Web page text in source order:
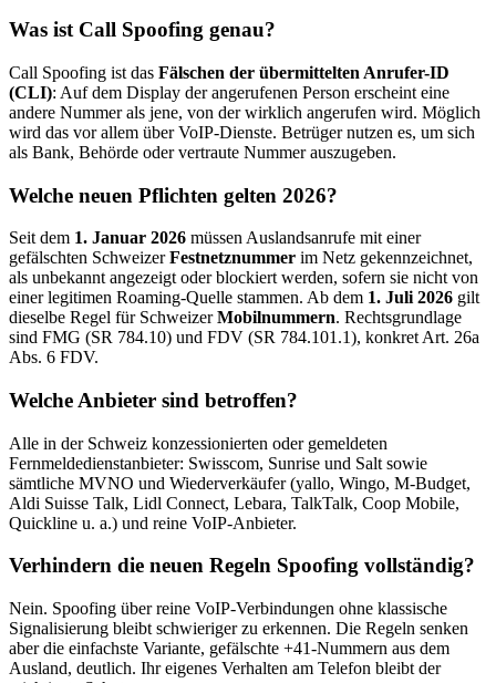
Was ist Call Spoofing genau?
Call Spoofing ist das Fälschen der übermittelten Anrufer-ID
(CLI): Auf dem Display der angerufenen Person erscheint eine
andere Nummer als jene, von der wirklich angerufen wird. Möglich
wird das vor allem über VoIP-Dienste. Betrüger nutzen es, um sich
als Bank, Behörde oder vertraute Nummer auszugeben.
Welche neuen Pflichten gelten 2026?
Seit dem 1. Januar 2026 müssen Auslandsanrufe mit einer
gefälschten SchweizerFestnetznummer im Netz gekennzeichnet,
als unbekannt angezeigt oder blockiert werden, sofern sie nicht von
einer legitimen Roaming-Quelle stammen. Ab dem 1. Juli 2026 gilt
dieselbe Regel für SchweizerMobilnummern. Rechtsgrundlage
sind FMG (SR 784.10) und FDV (SR 784.101.1), konkret Art. 26a
Abs. 6 FDV.
Welche Anbieter sind betroffen?
Alle in der Schweiz konzessionierten oder gemeldeten
Fernmeldedienstanbieter: Swisscom, Sunrise und Salt sowie
sämtliche MVNO und Wiederverkäufer (yallo, Wingo, M-Budget,
Aldi Suisse Talk, Lidl Connect, Lebara, TalkTalk, Coop Mobile,
Quickline u. a.) und reine VoIP-Anbieter.
Verhindern die neuen Regeln Spoofing vollständig?
Nein. Spoofing über reine VoIP-Verbindungen ohne klassische
Signalisierung bleibt schwieriger zu erkennen. Die Regeln senken
aber die einfachste Variante, gefälschte +41-Nummern aus dem
Ausland, deutlich. Ihr eigenes Verhalten am Telefon bleibt der